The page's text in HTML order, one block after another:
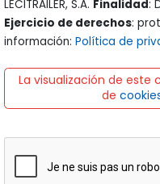
Ejercicio de derechos:
información: Política de
La visualización de
de